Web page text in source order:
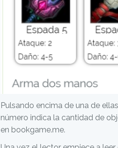
Pulsando encima de una de
número indica la cantidad de
en bookgame.me.